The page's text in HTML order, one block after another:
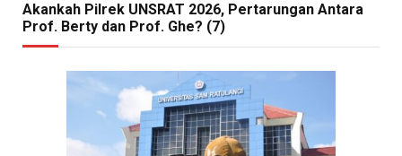
Akankah Pilrek UNSRAT 2026, Pertarungan Antara
Prof. Berty dan Prof. Ghe? (7)